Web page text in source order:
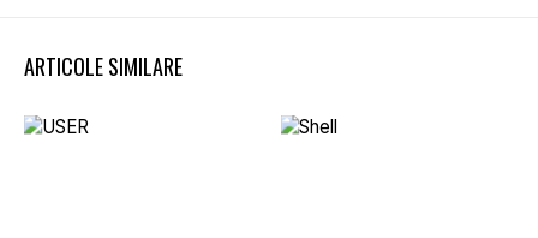
ARTICOLE SIMILARE